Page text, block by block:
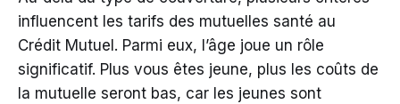
influencent les tarifs des mutuelles santé au
Crédit Mutuel. Parmi eux, l’âge joue un rôle
significatif. Plus vous êtes jeune, plus les coûts de
la mutuelle seront bas, car les jeunes sont